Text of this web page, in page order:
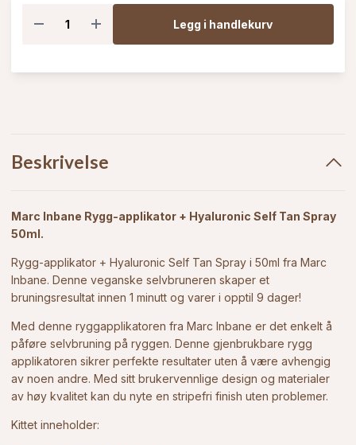
Legg i handlekurv
Beskrivelse
Marc Inbane Rygg-applikator + Hyaluronic Self Tan Spray
50ml.
Rygg-applikator + Hyaluronic Self Tan Spray i 50ml fra Marc
Inbane. Denne veganske selvbruneren skaper et
bruningsresultat innen 1 minutt og varer i opptil 9 dager!
Med denne ryggapplikatoren fra Marc Inbane er det enkelt å
påføre selvbruning på ryggen. Denne gjenbrukbare rygg
applikatoren sikrer perfekte resultater uten å være avhengig
av noen andre. Med sitt brukervennlige design og materialer
av høy kvalitet kan du nyte en stripefri finish uten problemer.
Kittet inneholder: